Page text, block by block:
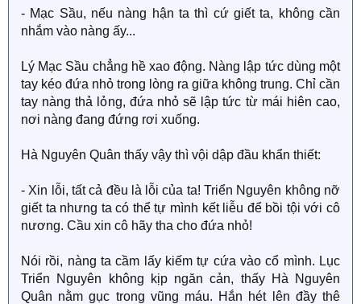
- Mạc Sầu, nếu nàng hận ta thì cứ giết ta, không cần
nhắm vào nàng ấy...
Lý Mạc Sầu chẳng hề xao động. Nàng lập tức dùng một
tay kéo đứa nhỏ trong lòng ra giữa không trung. Chỉ cần
tay nàng thả lỏng, đứa nhỏ sẽ lập tức từ mái hiên cao,
nơi nàng đang đứng rơi xuống.
Hà Nguyên Quân thấy vậy thì vội dập đầu khẩn thiết:
- Xin lỗi, tất cả đều là lỗi của ta! Triển Nguyên không nỡ
giết ta nhưng ta có thể tự mình kết liễu để bồi tội với cô
nương. Cầu xin cô hãy tha cho đứa nhỏ!
Nói rồi, nàng ta cầm lấy kiếm tự cứa vào cổ mình. Lục
Triển Nguyên không kịp ngăn cản, thấy Hà Nguyên
Quân nằm gục trong vũng máu. Hắn hét lên đầy thê